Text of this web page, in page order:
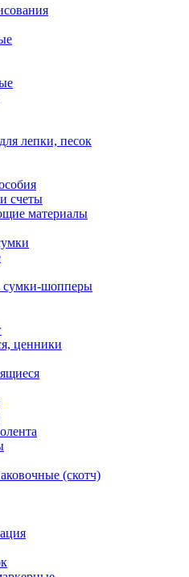
лепки, песок
счеты
материалы
сумки-шопперы
ценники
(скотч)